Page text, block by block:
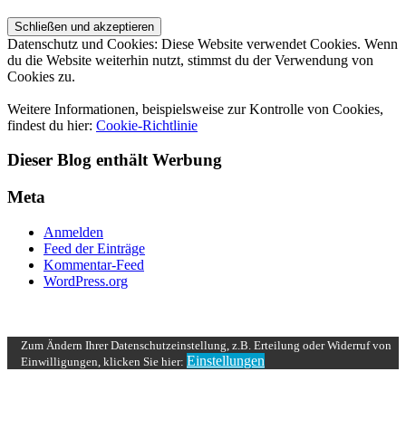
Datenschutz und Cookies: Diese Website verwendet Cookies. Wenn
du die Website weiterhin nutzt, stimmst du der Verwendung von
Cookies zu.
Weitere Informationen, beispielsweise zur Kontrolle von Cookies,
findest du hier: Cookie-Richtlinie
Dieser Blog enthält Werbung
Meta
Anmelden
Feed der Einträge
Kommentar-Feed
WordPress.org
Zum Ändern Ihrer Datenschutzeinstellung, z.B. Erteilung oder Widerruf von
Einwilligungen, klicken Sie hier: Einstellungen